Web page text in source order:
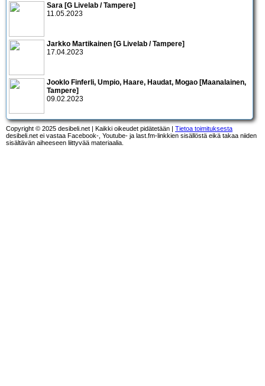
Sara [G Livelab / Tampere]
11.05.2023
Jarkko Martikainen [G Livelab / Tampere]
17.04.2023
Jooklo Finferli, Umpio, Haare, Haudat, Mogao [Maanalainen,
Tampere]
09.02.2023
Copyright © 2025 desibeli.net | Kaikki oikeudet pidätetään | Tietoa toimituksesta
desibeli.net ei vastaa Facebook-, Youtube- ja last.fm-linkkien sisällöstä eikä takaa niiden
sisältävän aiheeseen liittyvää materiaalia.